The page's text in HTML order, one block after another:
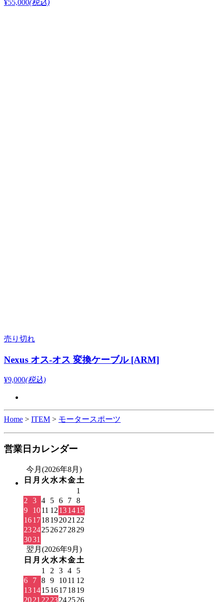
¥55,000(税込)
売り切れ
Nexus オス-オス 変換ケーブル [ARM]
¥9,000(税込)
Home > ITEM > モータースポーツ
営業日カレンダー
今月(2026年8月)
日 月 火 水木金土
1
2
3 4 5 6 7 8
9
1011 12 131415
161718192021 22
23242526272829
3031
翌月(2026年9月)
日 月 火 水木金土
1
2 3 4
5
6
7 8 9 1011 12
13141516171819
2021 22 23242526